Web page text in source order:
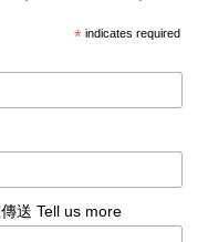
* indicates required
送 Tell us more